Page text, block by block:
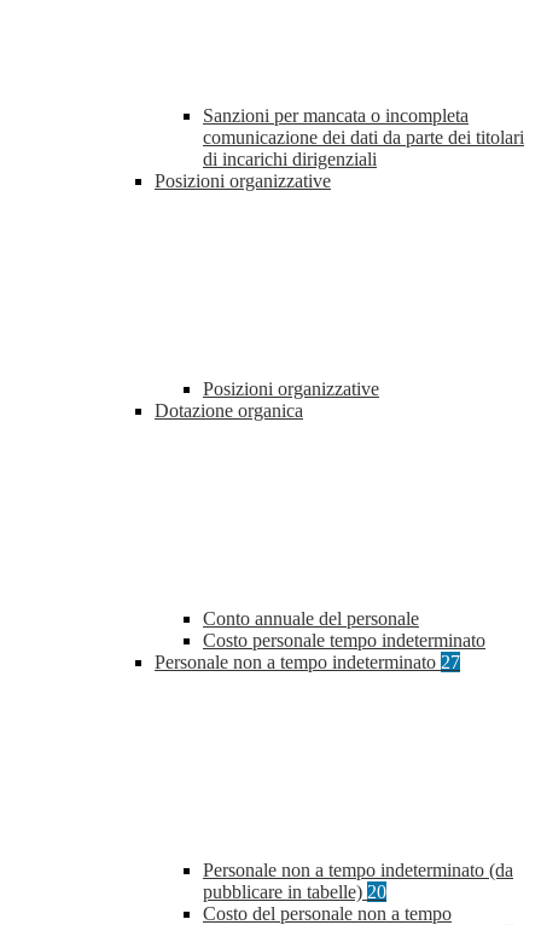
Sanzioni per mancata o incompleta
comunicazione dei dati da parte dei titolari
di incarichi dirigenziali
Posizioni organizzative
Posizioni organizzative
Dotazione organica
Conto annuale del personale
Costo personale tempo indeterminato
Personale non a tempo indeterminato 27
Personale non a tempo indeterminato (da
pubblicare in tabelle) 20
Costo del personale non a tempo